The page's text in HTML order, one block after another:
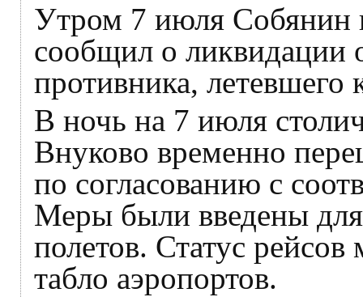
Утром 7 июля Собянин
сообщил о ликвидации
противника, летевшего
В ночь на 7 июля
Внуково временно
по согласованию с
Меры были введены для
полетов. Статус
табло аэропортов.